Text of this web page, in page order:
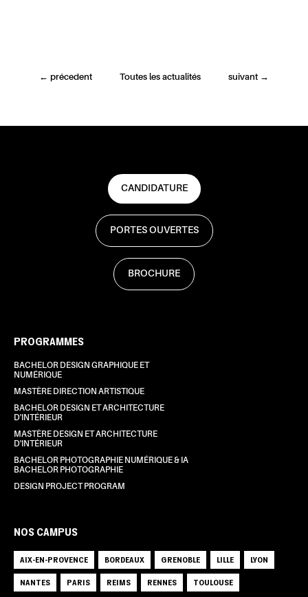
← précedent Toutes les actualités suivant →
CANDIDATURE
PORTES OUVERTES
BROCHURE
PROGRAMMES
BACHELOR DESIGN GRAPHIQUE ET
NUMÉRIQUE
MASTÈRE DIRECTION ARTISTIQUE
BACHELOR DESIGN ET ARCHITECTURE
D'INTÉRIEUR
MASTÈRE DESIGN ET ARCHITECTURE
D'INTÉRIEUR
BACHELOR PHOTOGRAPHIE NUMÉRIQUE & IA
BACHELOR PHOTOGRAPHIE
DESIGN PROJECT PROGRAM
NOS CAMPUS
AIX-EN-PROVENCE BORDEAUX GRENOBLE LILLE
LYON
NANTES
PARIS REIMS RENNES TOULOUSE